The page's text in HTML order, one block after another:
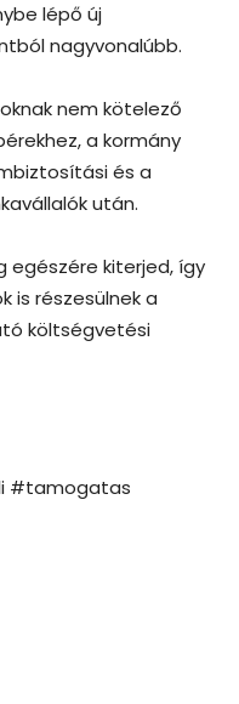
lépő új
nagyvonalúbb.
nem kötelező
a kormány
és a
után.
egészére kiterjed, így
is részesülnek a
költségvetési
#tamogatas